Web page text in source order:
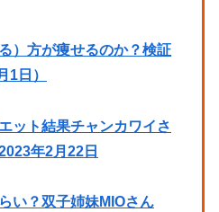
）方が痩せるのか？検証
1日）
ット結果チャンカワイさ
年2月22日
い？双子姉妹MIOさん